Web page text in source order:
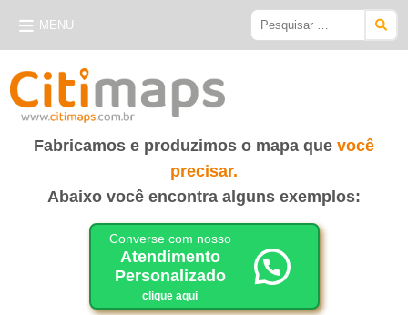
MENU
Pesquisar
por:
Fabricamos e produzimos o mapa que você
precisar.
Abaixo você encontra alguns exemplos:
Converse com nosso
Atendimento
Personalizado
clique aqui